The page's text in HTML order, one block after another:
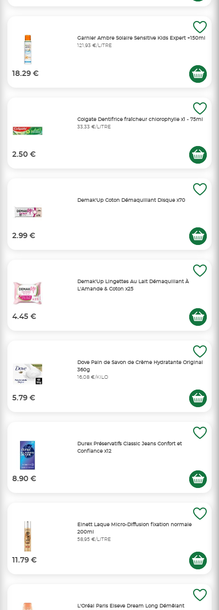
Garnier Ambre Solaire Sensitive Kids Expert +150ml
121,93 €/LITRE
18.29 €
Colgate Dentifrice fraîcheur chlorophylle x1 - 75ml
33,33 €/LITRE
2.50 €
Demak'Up Coton Démaquillant Disque x70
2.99 €
Demak'Up Lingettes Au Lait Démaquillant À
L'Amande & Coton x25
4.45 €
Dove Pain de Savon de Crème Hydratante Original
360g
16,08 €/KILO
5.79 €
Durex Préservatifs Classic Jeans Confort et
Confiance x12
8.90 €
Elnett Laque Micro-Diffusion fixation normale
200ml
58,95 €/LITRE
11.79 €
L'Oréal Paris Elseve Dream Long Démêlant